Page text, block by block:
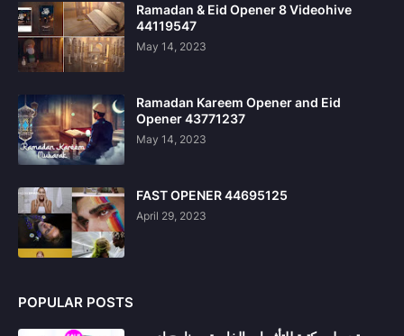
Ramadan & Eid Opener 8 Videohive
44119547
May 14, 2023
Ramadan Kareem Opener and Eid
Opener 43771237
May 14, 2023
FAST OPENER 44695125
April 29, 2023
POPULAR POSTS